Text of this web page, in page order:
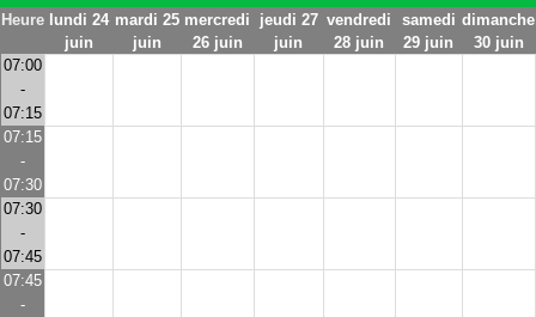
Heure lundi 24
juin
mardi 25
juin
mercredi
26 juin
jeudi 27
juin
vendredi
28 juin
samedi
29 juin
dimanche
30 juin
07:00
-
07:15
07:15
-
07:30
07:30
-
07:45
07:45
-